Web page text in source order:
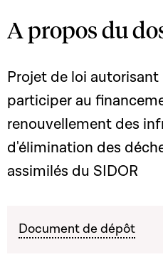
A propos du
Projet de loi
participer au
renouvellement des
d'élimination des
assimilés du SIDOR
Document de dépôt